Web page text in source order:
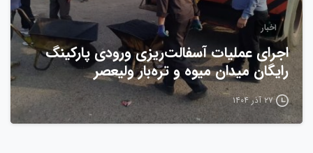
اخبار
اجرای عملیات آسفالت‌ریزی ورودی پارکینگ
رایگان میدان میوه و تره‌بار ولیعصر
۲۷ آذر ۱۴۰۴